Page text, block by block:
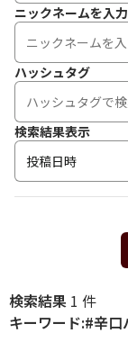
ニックネームを入力
ハッシュタグ
検索結果表示
投稿日時
検索結果 1 件
キーワード:#辛